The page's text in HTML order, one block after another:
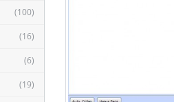
(100)
(16)
(6)
(19)